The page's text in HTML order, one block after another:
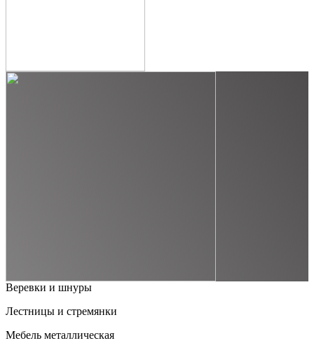
Веревки и шнуры
Лестницы и стремянки
Мебель металлическая